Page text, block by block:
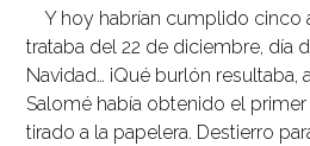
Y hoy habrían cumplido cinco
trataba del 22 de diciembre, día
Navidad… ¡Qué burlón resultaba,
Salomé había obtenido el
tirado a la papelera. Destierro